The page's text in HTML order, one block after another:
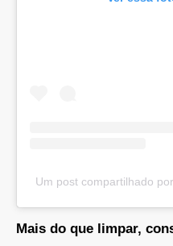
Um post compartilhado
Mais do que limpar,